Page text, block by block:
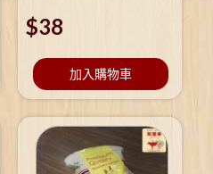
$38
加入購物車